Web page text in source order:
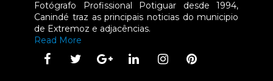
Fotógrafo Profissional Potiguar desde 1994,
Canindé traz as principais noticias do municipio
de Extremoz e adjacências.
Read More